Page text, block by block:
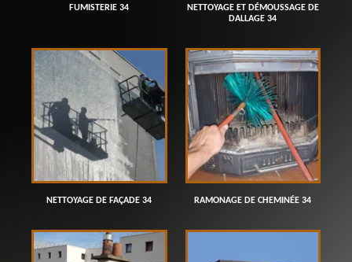
FUMISTERIE 34
NETTOYAGE ET DÉMOUSSAGE DE
DALLAGE 34
NETTOYAGE DE FAÇADE 34 RAMONAGE DE CHEMINÉE 34